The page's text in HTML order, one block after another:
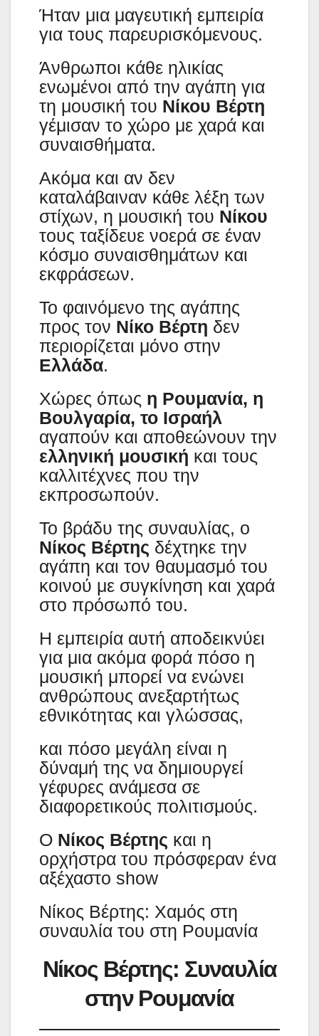
Ήταν μια μαγευτική εμπειρία
για τους παρευρισκόμενους.
Άνθρωποι κάθε ηλικίας
ενωμένοι από την αγάπη για
τη μουσική του Νίκου Βέρτη
γέμισαν το χώρο με χαρά και
συναισθήματα.
Ακόμα και αν δεν
καταλάβαιναν κάθε λέξη των
στίχων, η μουσική του Νίκου
τους ταξίδευε νοερά σε έναν
κόσμο συναισθημάτων και
εκφράσεων.
Το φαινόμενο της αγάπης
προς τον Νίκο Βέρτη δεν
περιορίζεται μόνο στην
Ελλάδα.
Χώρες όπως η Ρουμανία, η
Βουλγαρία, το Ισραήλ
αγαπούν και αποθεώνουν την
ελληνική μουσική και τους
καλλιτέχνες που την
εκπροσωπούν.
Το βράδυ της συναυλίας, ο
Νίκος Βέρτης δέχτηκε την
αγάπη και τον θαυμασμό του
κοινού με συγκίνηση και χαρά
στο πρόσωπό του.
Η εμπειρία αυτή αποδεικνύει
για μια ακόμα φορά πόσο η
μουσική μπορεί να ενώνει
ανθρώπους ανεξαρτήτως
εθνικότητας και γλώσσας,
και πόσο μεγάλη είναι η
δύναμή της να δημιουργεί
γέφυρες ανάμεσα σε
διαφορετικούς πολιτισμούς.
Ο Νίκος Βέρτης και η
ορχήστρα του πρόσφεραν ένα
αξέχαστο show
Νίκος Βέρτης: Χαμός στη
συναυλία του στη Ρουμανία
Νίκος Βέρτης: Συναυλία
στην Ρουμανία